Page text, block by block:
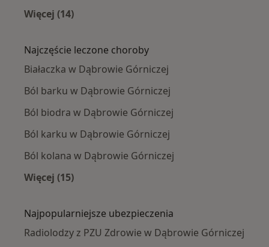
Więcej (14)
Najczęście leczone choroby
Białaczka w Dąbrowie Górniczej
Ból barku w Dąbrowie Górniczej
Ból biodra w Dąbrowie Górniczej
Ból karku w Dąbrowie Górniczej
Ból kolana w Dąbrowie Górniczej
Więcej (15)
Najpopularniejsze ubezpieczenia
Radiolodzy z PZU Zdrowie w Dąbrowie Górniczej